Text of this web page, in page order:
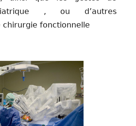
, ou d’autres
chirurgie fonctionnelle